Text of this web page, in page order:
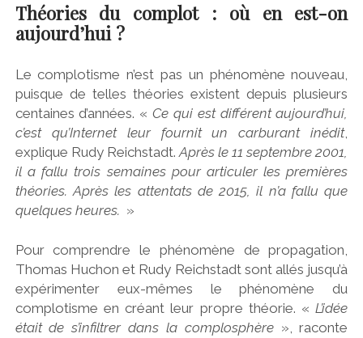
Théories du complot : où en est-on
aujourd’hui ?
Le complotisme n’est pas un phénomène nouveau,
puisque de telles théories existent depuis plusieurs
centaines d’années. «Ce qui est différent aujourd’hui,
c’est qu’Internet leur fournit un carburant inédit,
explique Rudy Reichstadt. Après le 11 septembre 2001,
il a fallu trois semaines pour articuler les premières
théories. Après les attentats de 2015, il n’a fallu que
quelques heures. »
Pour comprendre le phénomène de propagation,
Thomas Huchon et Rudy Reichstadt sont allés jusqu’à
expérimenter eux-mêmes le phénomène du
complotisme en créant leur propre théorie. «L’idée
était de s’infiltrer dans la complosphère», raconte